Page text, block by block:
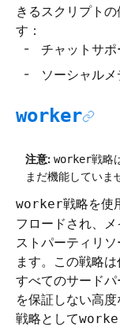
きるスクリプト
す：
チャットサ
ソーシャル
worker
注意: worker戦略
まだ機能していま
worker戦略を使
フロードされ、
ストパーティリ
ます。この戦略
すべてのサード
を保証しない高度
戦略として